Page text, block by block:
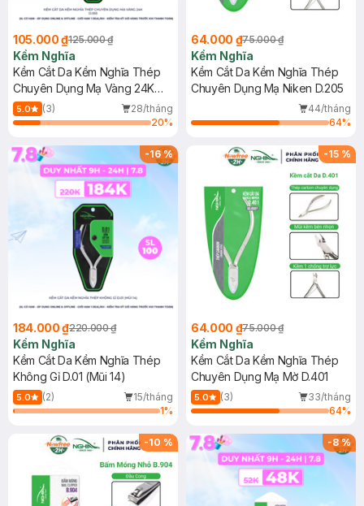
105.000 ₫125.000 ₫
Kềm Nghĩa
Kềm Cắt Da Kềm Nghĩa Thép
Chuyên Dụng Mạ Vàng 24K
D.555
5.0 (3)
28/tháng
20%
64.000 ₫75.000 ₫
Kềm Nghĩa
Kềm Cắt Da Kềm Nghĩa Thép
Chuyên Dụng Mạ Niken D.205
44/tháng
64%
-16%
184.000 ₫220.000 ₫
Kềm Nghĩa
Kềm Cắt Da Kềm Nghĩa Thép
Không Gỉ D.01 (Mũi 14)
5.0 (2)
15/tháng
1%
-15 %
64.000 ₫75.000 ₫
Kềm Nghĩa
Kềm Cắt Da Kềm Nghĩa Thép
Chuyên Dụng Mạ Mờ D.401
5.0 (3)
33/tháng
64%
-10 % -8%